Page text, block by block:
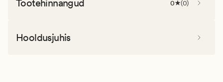
Tootehinnangud 0 (0)
Hooldusjuhis